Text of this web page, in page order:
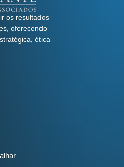
os resultados
oferecendo
ética